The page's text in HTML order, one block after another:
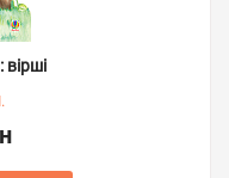
вірші